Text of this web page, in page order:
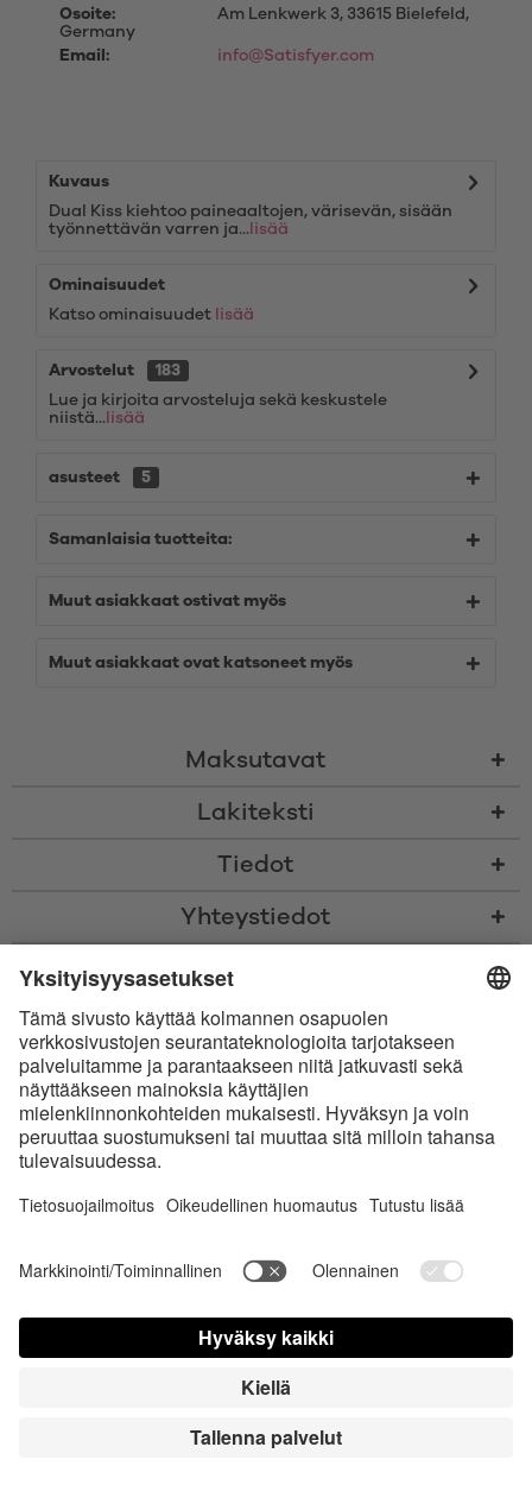
Osoite:
Am Lenkwerk 3, 33615 Bielefeld,
Germany
Email:
info@Satisfyer.com
Kuvaus
Dual Kiss kiehtoo paineaaltojen, värisevän, sisään
työnnettävän varren ja... lisää
Ominaisuudet
Katso ominaisuudet lisää
Arvostelut
183
Lue ja kirjoita arvosteluja sekä keskustele
niistä... lisää
asusteet 5
Samanlaisia tuotteita:
Muut asiakkaat ostivat myös
Muut asiakkaat ovat katsoneet myös
Maksutavat
Lakiteksti
Tiedot
Yhteystiedot
sekä
tarvittaessa postiennakkomaksut, ellei toisin ole ilmoitettu
* Bluetooth®-sanamerkki ja logot ovat Bluetooth SIG, Inc.:in omistamia
rekisteröityjä tavaramerkkejä, ja Satisfyer GmbH käyttää niitä
Apple, Apple-logo ja Apple Watch ovat Apple Inc.:in tavaramerkkejä.
Google Play ja Google Play -logo ovat Google LLC: n tavaramerkkejä.
Contact us today
Yhteystiedot Lehdistö sisäänkirjautuminen